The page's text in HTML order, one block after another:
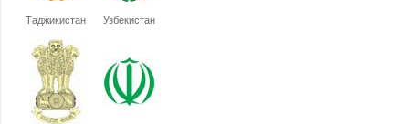
Таджикистан Узбекистан